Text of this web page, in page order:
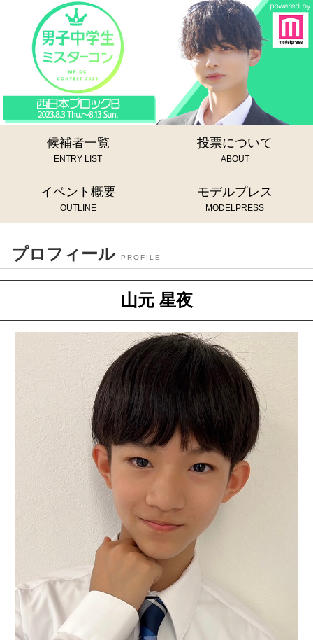
候補者一覧
ENTRY LIST
投票について
ABOUT
イベント概要
OUTLINE
モデルプレス
MODELPRESS
プロフィール PROFILE
山元 星夜